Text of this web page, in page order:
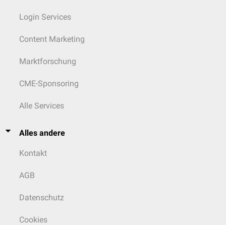
Login Services
Content Marketing
Marktforschung
CME-Sponsoring
Alle Services
Alles andere
Kontakt
AGB
Datenschutz
Cookies